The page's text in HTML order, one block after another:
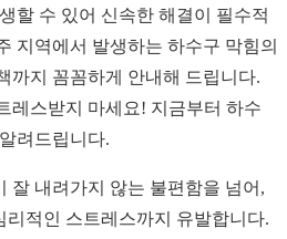
할 수 있어 신속한 해결이 필수적
지역에서 발생하는 하수구 막힘의
까지 꼼꼼하게 안내해 드립니다.
레스받지 마세요! 지금부터 하수
려드립니다.
잘 내려가지 않는 불편함을 넘어,
리적인 스트레스까지 유발합니다.